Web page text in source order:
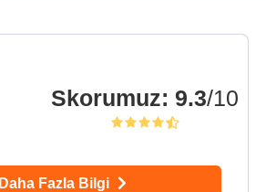
Skorumuz: 9.3/10
Daha Fazla Bilgi